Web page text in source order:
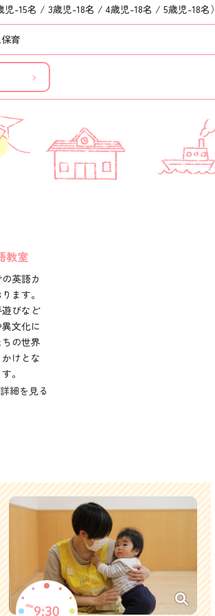
-15名 / 3歳児-18名 / 4歳児-18名 / 5歳児-18名
育
教室
英語カ
ます。
びなど
文化に
の世界
けとな
。
詳細を見る